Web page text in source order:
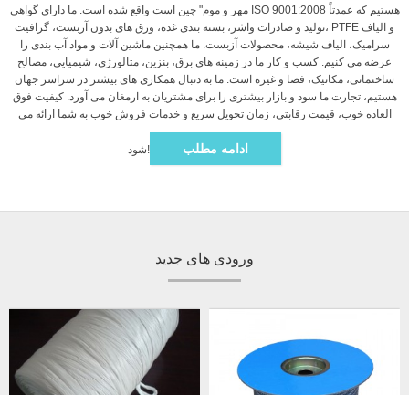
مهر و موم" چین است واقع شده است. ما دارای گواهی ISO 9001:2008 هستیم که عمدتاً
تولید و صادرات واشر، بسته بندی غده، ورق های بدون آزبست، گرافیت، PTFE و الیاف
سرامیک، الیاف شیشه، محصولات آزبست. ما همچنین ماشین آلات و مواد آب بندی را
عرضه می کنیم. کسب و کار ما در زمینه های برق، بنزین، متالورژی، شیمیایی، مصالح
ساختمانی، مکانیک، فضا و غیره است. ما به دنبال همکاری های بیشتر در سراسر جهان
هستیم، تجارت ما سود و بازار بیشتری را برای مشتریان به ارمغان می آورد. کیفیت فوق
العاده خوب، قیمت رقابتی، زمان تحویل سریع و خدمات فروش خوب به شما ارائه می
شود! ادامه مطلب
ورودی های جدید